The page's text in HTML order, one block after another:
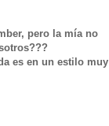
pero la mía no
es en un estilo muy